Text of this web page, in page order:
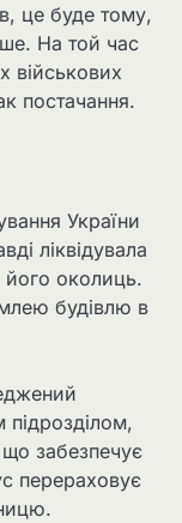
це буде тому,
На той час
військових
постачання.
України
ліквідувала
його околиць.
будівлю в
забезпечує
перераховує